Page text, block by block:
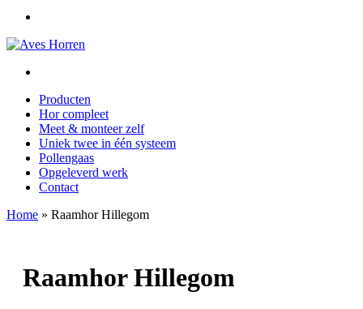
Producten
Hor compleet
Meet & monteer zelf
Uniek twee in één systeem
Pollengaas
Opgeleverd werk
Contact
Home » Raamhor Hillegom
Raamhor Hillegom